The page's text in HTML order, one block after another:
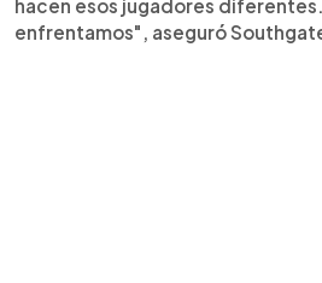
hacen esos jugadores
enfrentamos", aseguró